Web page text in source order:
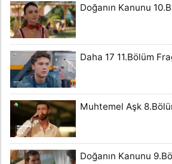
Doğanın Kanunu
Daha 17 11.Bölüm
Muhtemel Aşk
Doğanın Kanunu